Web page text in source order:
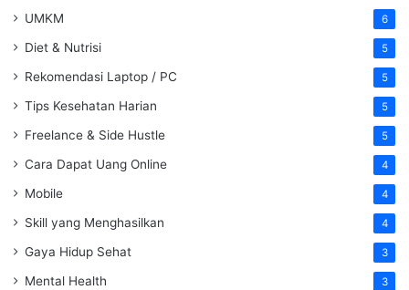
UMKM 6
Diet & Nutrisi 5
Rekomendasi Laptop / PC 5
Tips Kesehatan Harian 5
Freelance & Side Hustle 5
Cara Dapat Uang Online 4
Mobile 4
Skill yang Menghasilkan 4
Gaya Hidup Sehat 3
Mental Health 3